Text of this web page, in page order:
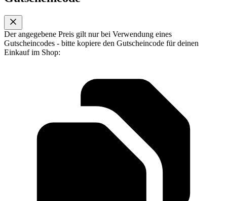
Der angegebene Preis gilt nur bei Verwendung eines
Gutscheincodes - bitte kopiere den Gutscheincode für deinen
Einkauf im Shop: